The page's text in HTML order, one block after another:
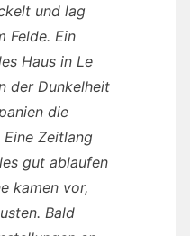
und lag
Felde. Ein
Haus in Le
der Dunkelheit
die
Zeitlang
gut ablaufen
kamen vor,
Bald